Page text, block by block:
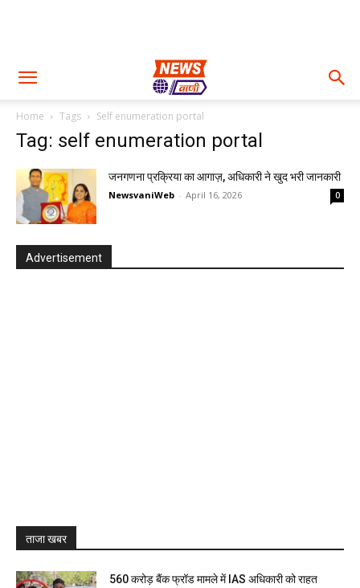
Home Tags Self enumeration portal
Tag: self enumeration portal
जनगणना प्रक्रिया का आगाज़, अधिकारी ने खुद भरी जानकारी
NewsvaniWeb - April 16, 2026 0
Advertisement
ताजा खबर
₹560 करोड़ बैंक फ्रॉड मामले में IAS अधिकारी को राहत